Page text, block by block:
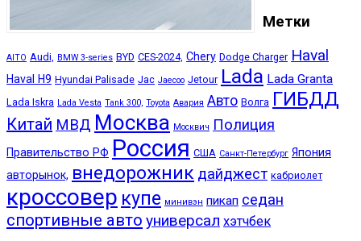
Метки
AITO Audi, BMW 3-series BYD CES-2024, Chery Dodge Charger Haval
Haval H9 Hyundai Palisade Jac Jaecoo Jetour Lada Lada Granta
Lada Iskra Lada Vesta Tank 300, Toyota Авария Авто Волга ГИБДД
Китай МВД Москва Москвич Полиция
Правительство РФ Россия США Санкт-Петербург Япония
авторынок, внедорожник дайджест кабриолет
кроссовер купе минивэн пикап седан
спортивные авто универсал хэтчбек